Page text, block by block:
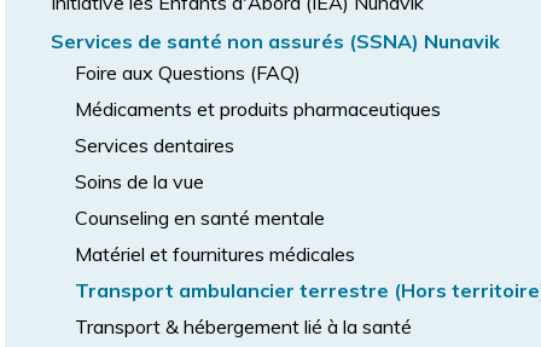
Services de santé non assurés (SSNA) Nunavik
Foire aux Questions (FAQ)
Médicaments et produits pharmaceutiques
Services dentaires
Soins de la vue
Counseling en santé mentale
Matériel et fournitures médicales
Transport ambulancier terrestre (Hors
Transport & hébergement lié à la santé